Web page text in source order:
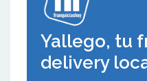
Yallego, tu
delivery